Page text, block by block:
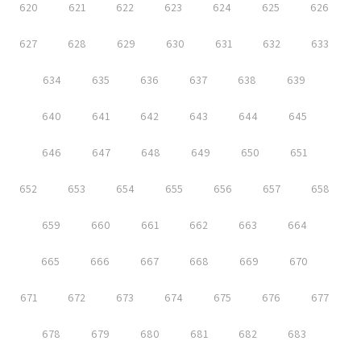
620 621 622 623 624 625 626
627 628 629 630 631 632 633
634 635 636 637 638 639
640 641 642 643 644 645
646 647 648 649 650 651
652 653 654 655 656 657 658
659 660 661 662 663 664
665 666 667 668 669 670
671 672 673 674 675 676 677
678 679 680 681 682 683